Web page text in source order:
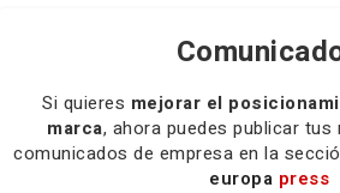
Si quieres mejorar el
marca, ahora puedes publicar
comunicados de empresa en la
europa press